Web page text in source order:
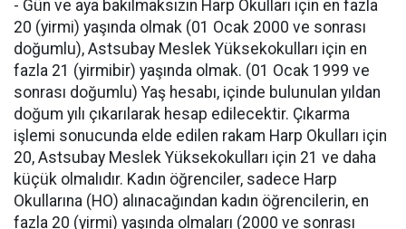
- Gün ve aya bakılmaksızın Harp Okulları için en fazla
20 (yirmi) yaşında olmak (01 Ocak 2000 ve sonrası
doğumlu), Astsubay Meslek Yüksekokulları için en
fazla 21 (yirmibir) yaşında olmak. (01 Ocak 1999 ve
sonrası doğumlu) Yaş hesabı, içinde bulunulan yıldan
doğum yılı çıkarılarak hesap edilecektir. Çıkarma
işlemi sonucunda elde edilen rakam Harp Okulları için
20, Astsubay Meslek Yüksekokulları için 21 ve daha
küçük olmalıdır. Kadın öğrenciler, sadece Harp
Okullarına (HO) alınacağından kadın öğrencilerin, en
fazla 20 (yirmi) yaşında olmaları (2000 ve sonrası